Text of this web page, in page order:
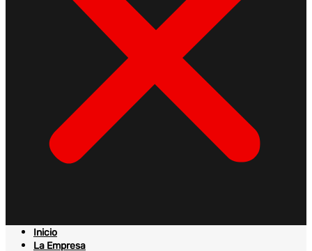
Inicio
La Empresa